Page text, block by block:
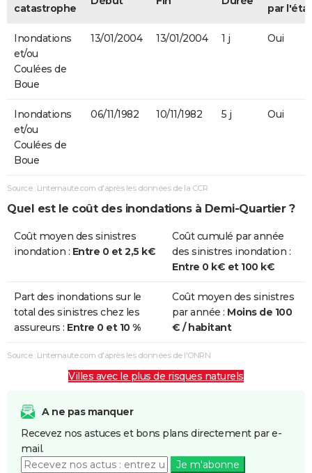
catastrophe
par l'état
Inondations
et/ou
Coulées de
Boue
13/01/2004 13/01/2004 1 j Oui
Inondations
et/ou
Coulées de
Boue
06/11/1982 10/11/1982 5 j Oui
Source : Linternaute.com d'après les données de la CCR
Quel est le coût des inondations à Demi-Quartier ?
Coût moyen des sinistres
inondation : Entre 0 et 2,5 k€
Coût cumulé par année
des sinistres inondation :
Entre 0 k€ et 100 k€
Part des inondations sur le
total des sinistres chez les
assureurs : Entre 0 et 10 %
Coût moyen des sinistres
par année : Moins de 100
€ / habitant
Source : Linternaute.com d'après les données de l'ONRN
Villes avec le plus de risques naturels
A ne pas manquer
Recevez nos astuces et bons plans directement par e-
mail.
Je m'abonne